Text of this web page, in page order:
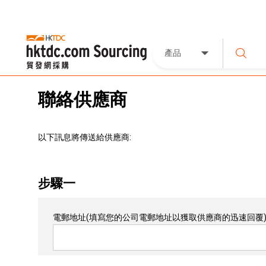
產品
聯絡供應商
以下訊息將傳送給供應商:
步驟一
電郵地址(填寫您的公司電郵地址以獲取供應商的迅速回覆)